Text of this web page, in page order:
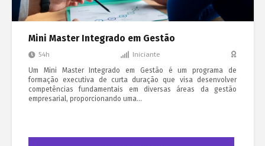
Mini Master Integrado em Gestão
54h
Iniciante
Um Mini Master Integrado em Gestão é um programa de
formação executiva de curta duração que visa desenvolver
competências fundamentais em diversas áreas da gestão
empresarial, proporcionando uma…